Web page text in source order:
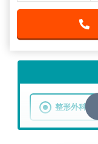
整形外科